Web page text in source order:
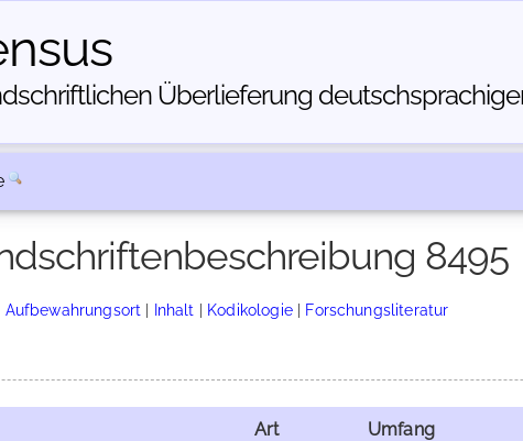
Über­lieferung
8495
Aufbewahrungsort | Inhalt | Kodikologie| Forschungsliteratur
Art Umfang